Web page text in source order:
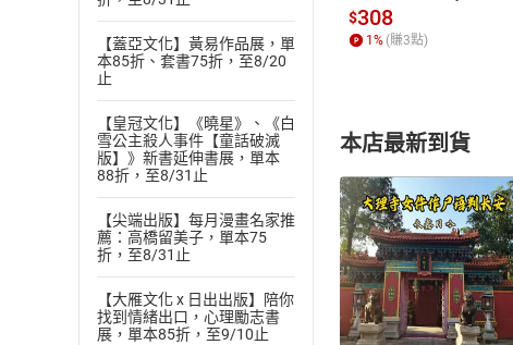
【蓋亞文化】黃易作品展，單
本85折、套書75折，至8/20
止
【皇冠文化】《曉星》、《白
雪公主殺人事件【童話破滅
版】》新書延伸書展，單本
88折，至8/31止
【尖端出版】每月漫畫名家推
薦：高橋留美子，單本75
折，至8/31止
【大雁文化 x 日出出版】陪你
找到情緒出口，心理勵志書
展，單本85折，至9/10止
付款方式
發】【電子書】
$308
1 % (賺3點)
本店最新到貨